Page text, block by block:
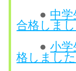
● 中
合格しま
●小
格しまし